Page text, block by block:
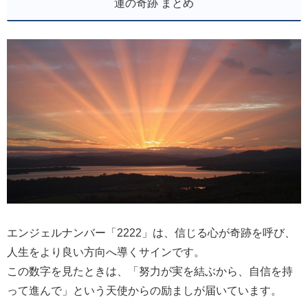
運の奇跡 まとめ
エンジェルナンバー「2222」は、信じる心が奇跡を呼び、
人生をより良い方向へ導くサインです。
この数字を見たときは、「努力が実を結ぶから、自信を持
って進んで」という天使からの励ましが届いています。